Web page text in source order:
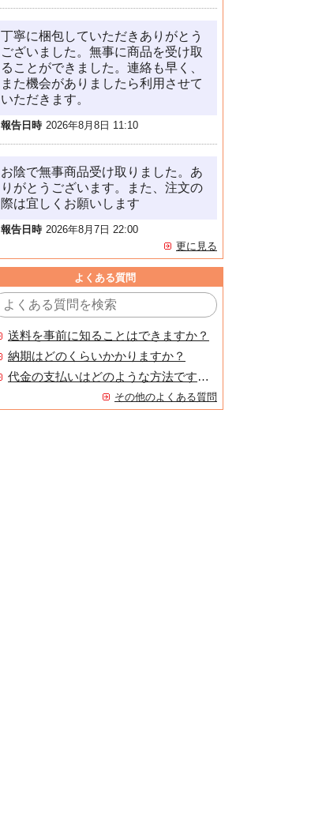
丁寧に梱包していただきありがとう
ございました。無事に商品を受け取
ることができました。連絡も早く、
また機会がありましたら利用させて
いただきます。
報告日時 2026年8月8日 11:10
お陰で無事商品受け取りました。あ
りがとうございます。また、注文の
際は宜しくお願いします
報告日時 2026年8月7日 22:00
更に見る
よくある質問
送料を事前に知ることはできますか？
納期はどのくらいかかりますか？
代金の支払いはどのような方法ですか？
その他のよくある質問